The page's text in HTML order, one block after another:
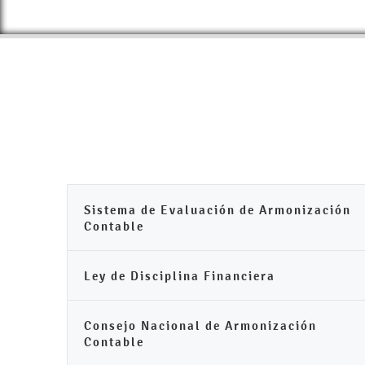
Sistema de Evaluación de Armonización
Contable
Ley de Disciplina Financiera
Consejo Nacional de Armonización
Contable